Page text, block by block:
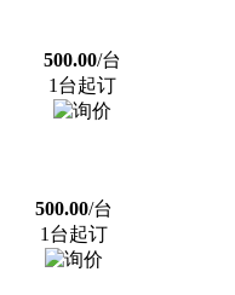
500.00/台
1台起订
500.00/台
1台起订